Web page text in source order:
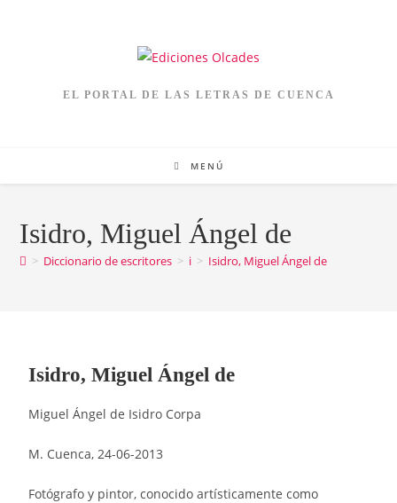
EL PORTAL DE LAS LETRAS DE CUENCA
MENÚ
Isidro, Miguel Ángel de
> Diccionario de escritores > i > Isidro, Miguel Ángel de
Isidro, Miguel Ángel de
Miguel Ángel de Isidro Corpa
M. Cuenca, 24-06-2013
Fotógrafo y pintor, conocido artísticamente como